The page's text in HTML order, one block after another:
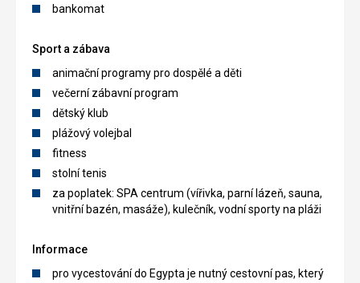
bankomat
Sport a zábava
animační programy pro dospělé a děti
večerní zábavní program
dětský klub
plážový volejbal
fitness
stolní tenis
za poplatek: SPA centrum (vířivka, parní lázeň, sauna,
vnitřní bazén, masáže), kulečník, vodní sporty na pláži
Informace
pro vycestování do Egypta je nutný cestovní pas, který